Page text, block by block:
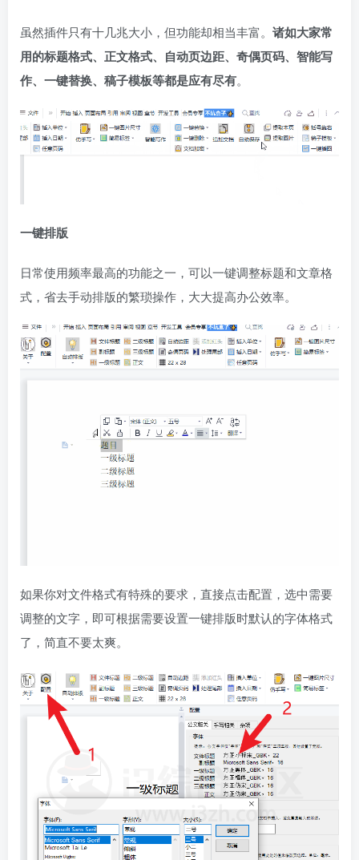
虽然插件只有十几兆大小，但功能却相当丰富。 诸如大家常
用的标题格式、正文格式、自动页边距、奇偶页码、智能写
作、一键替换、稿子模板等都是应有尽有。
一键排版
日常使用频率最高的功能之一，可以一键调整标题和文章格
式，省去手动排版的繁琐操作，大大提高办公效率。
如果你对文件格式有特殊的要求，直接点击配置，选中需要
调整的文字，即可根据需要设置一键排版时默认的字体格式
了，简直不要太爽。